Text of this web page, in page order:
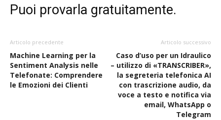
Puoi provarla gratuitamente.
Articolo precedente
Machine Learning per la
Sentiment Analysis nelle
Telefonate: Comprendere
le Emozioni dei Clienti
Articolo successivo
Caso d’uso per un Idraulico
– utilizzo di «TRANSCRIBER»,
la segreteria telefonica AI
con trascrizione audio, da
voce a testo e notifica via
email, WhatsApp o
Telegram